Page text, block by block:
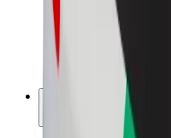
Partnerzy Bolt Food